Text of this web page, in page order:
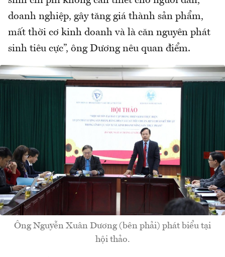
doanh nghiệp, gây tăng giá thành sản phẩm,
mất thời cơ kinh doanh và là căn nguyên phát
sinh tiêu cực”, ông Dương nêu quan điểm.
Ông Nguyễn Xuân Dương (bên phải) phát biểu tại
hội thảo.